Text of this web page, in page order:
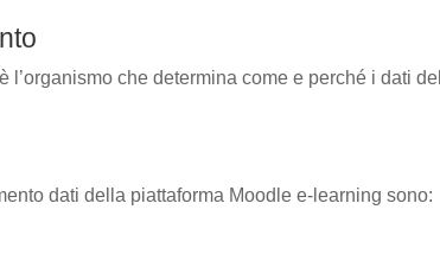
l’organismo che determina come e perché i dati
dati della piattaforma Moodle e-learning sono: